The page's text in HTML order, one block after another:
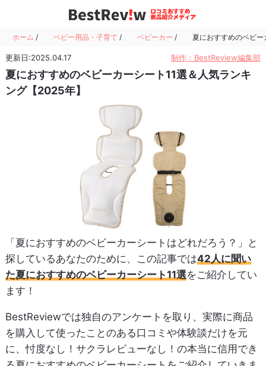
ホーム / ベビー用品・子育て / ベビーカー / 夏におすすめのベビ
更新日:2025.04.17 制作：BestReview編集部
夏におすすめのベビーカーシート11選＆人気ランキ
ング【2025年】
「夏におすすめのベビーカーシートはどれだろう？」と
探しているあなたのために、この記事では42人に聞い
た夏におすすめのベビーカーシート11選をご紹介してい
ます！
BestReviewでは独自のアンケートを取り、実際に商品
を購入して使ったことのある口コミや体験談だけを元
に、忖度なし！サクラレビューなし！の本当に信用でき